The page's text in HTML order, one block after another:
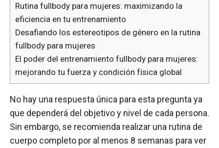
Rutina fullbody para mujeres: maximizando la
eficiencia en tu entrenamiento
Desafiando los estereotipos de género en la rutina
fullbody para mujeres
El poder del entrenamiento fullbody para mujeres:
mejorando tu fuerza y condición física global
No hay una respuesta única para esta pregunta ya
que dependerá del objetivo y nivel de cada persona.
Sin embargo, se recomienda realizar una rutina de
cuerpo completo por al menos 8 semanas para ver